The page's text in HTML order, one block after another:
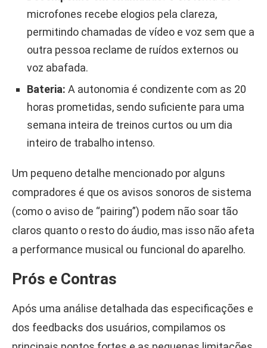
microfones recebe elogios pela clareza,
permitindo chamadas de vídeo e voz sem que a
outra pessoa reclame de ruídos externos ou
voz abafada.
Bateria: A autonomia é condizente com as 20
horas prometidas, sendo suficiente para uma
semana inteira de treinos curtos ou um dia
inteiro de trabalho intenso.
Um pequeno detalhe mencionado por alguns
compradores é que os avisos sonoros de sistema
(como o aviso de “pairing”) podem não soar tão
claros quanto o resto do áudio, mas isso não afeta
a performance musical ou funcional do aparelho.
Prós e Contras
Após uma análise detalhada das especificações e
dos feedbacks dos usuários, compilamos os